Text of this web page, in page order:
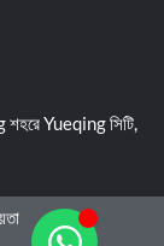
Yueqing সিটি,